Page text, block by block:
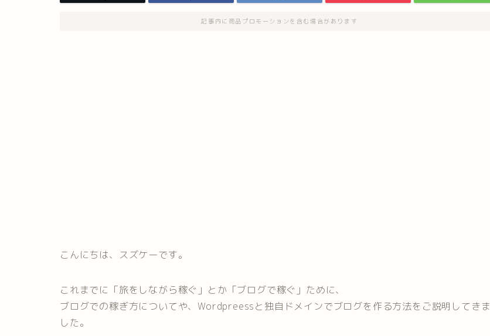
記事内に商品プロモーションを含む場合があります
こんにちは、スズケーです。
これまでに「旅をしながら稼ぐ」とか「ブログで稼ぐ」ために、
ブログでの稼ぎ方についてや、Wordpreessと独自ドメインでブログを作る方法をご説明してきま
した。